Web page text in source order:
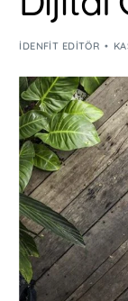
IDENFIT EDITÖR